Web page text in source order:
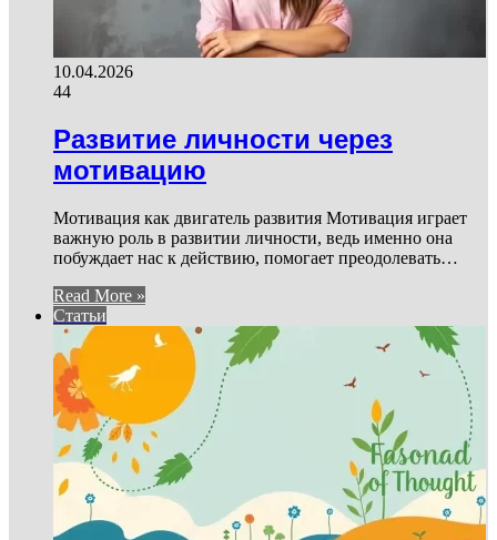
10.04.2026
44
Развитие личности через
мотивацию
Мотивация как двигатель развития Мотивация играет
важную роль в развитии личности, ведь именно она
побуждает нас к действию, помогает преодолевать…
Read More »
Статьи